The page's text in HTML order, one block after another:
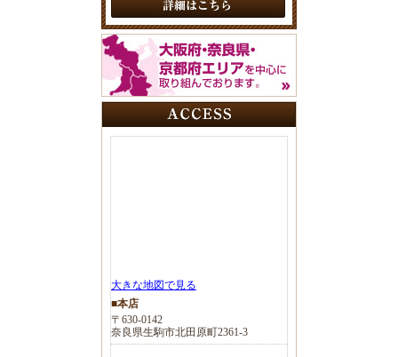
大きな地図で見る
■本店
〒630-0142
奈良県生駒市北田原町2361-3